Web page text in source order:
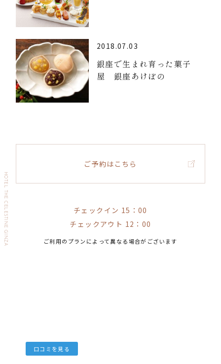
2018.07.03
銀座で生まれ育った菓子
屋 銀座あけぼの
ご予約はこちら
チェックイン 15：00
チェックアウト 12：00
ご利用のプランによって異なる場合がございます
口コミを見る
HOTEL THE CELESTINE GINZA